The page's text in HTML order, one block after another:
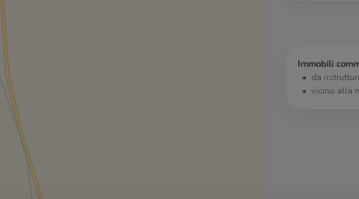
Immobili
da
vicino alla